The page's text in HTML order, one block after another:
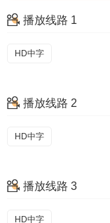
播放线路 1
HD中字
播放线路 2
HD中字
播放线路 3
HD中字